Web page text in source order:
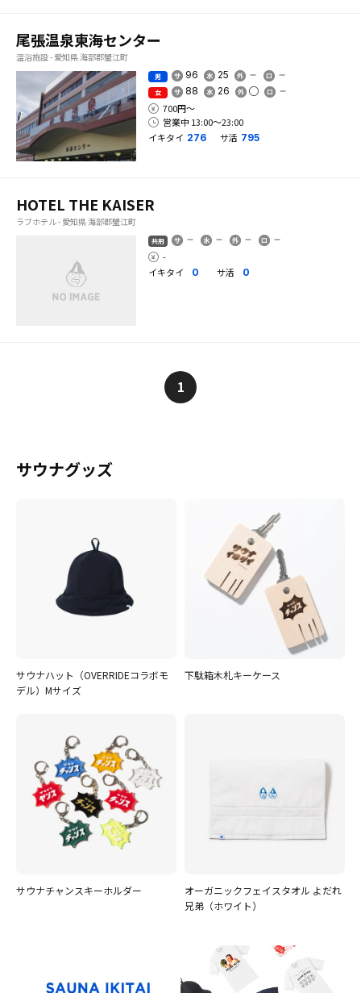
尾張温泉東海センター
温浴施設 - 愛知県 海部郡蟹江町
男 96 25
女 88 26
700円〜
営業中 13:00〜23:00
イキタイ 276 サ活 795
HOTEL THE KAISER
ラブホテル - 愛知県 海部郡蟹江町
共用
-
イキタイ
0 サ活 0
1
サウナグッズ
サウナハット（OVERRIDEコラボモ
デル）Mサイズ
下駄箱木札キーケース
サウナチャンスキーホルダー
オーガニックフェイスタオル よだれ
兄弟（ホワイト）